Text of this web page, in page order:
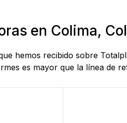
en Colima,
hemos recibido sobre
es mayor que la línea de